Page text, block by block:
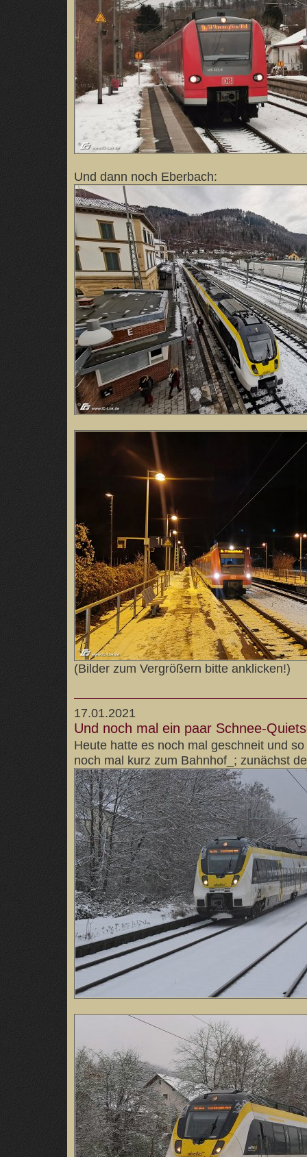
Und dann noch Eberbach:
(Bilder zum Vergrößern bitte anklicken!)
17.01.2021
Und noch mal ein paar Schnee-
Heute hatte es noch mal geschneit und
noch mal kurz zum Bahnhof_; zunächst